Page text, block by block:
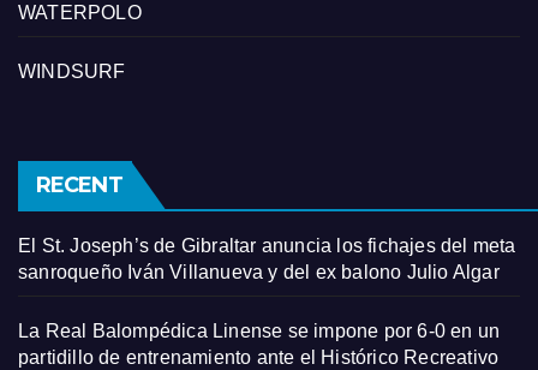
WATERPOLO
WINDSURF
RECENT
El St. Joseph’s de Gibraltar anuncia los fichajes del meta
sanroqueño Iván Villanueva y del ex balono Julio Algar
La Real Balompédica Linense se impone por 6-0 en un
partidillo de entrenamiento ante el Histórico Recreativo